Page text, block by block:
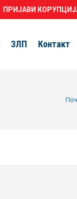
ПРИЈАВИ
ЗЛП Контакт